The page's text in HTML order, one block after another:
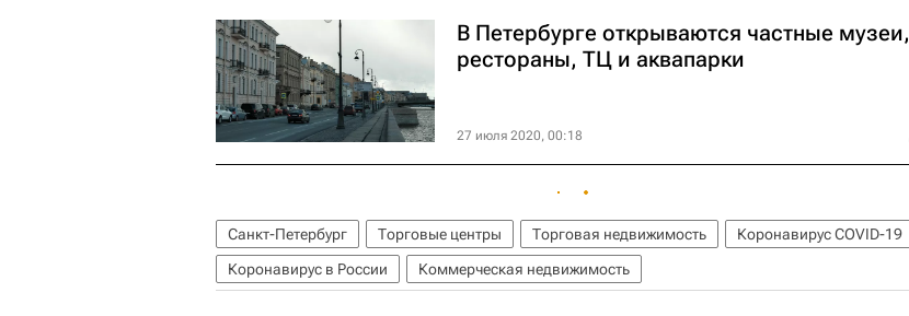
В Петербурге открываются частные музеи,
рестораны, ТЦ и аквапарки
27 июля 2020, 00:18
Санкт-Петербург Торговые центры Торговая недвижимость
Коронавирус COVID-19
Коронавирус в России
Коммерческая недвижимость